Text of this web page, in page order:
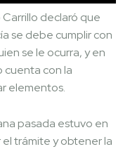
declaró que
se debe cumplir con
se le ocurra, y en
cuenta con la
elementos.
pasada estuvo en
trámite y obtener la